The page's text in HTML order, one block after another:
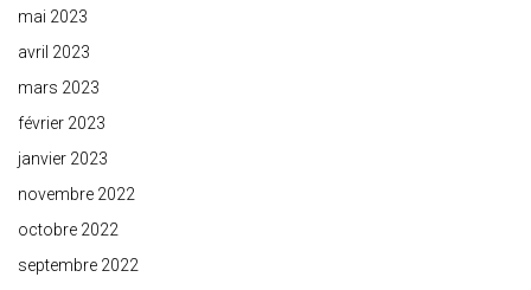
mai 2023
avril 2023
mars 2023
février 2023
janvier 2023
novembre 2022
octobre 2022
septembre 2022